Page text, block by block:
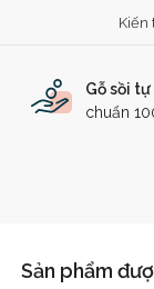
Kiến
Gỗ sồi
chuẩn
Sản phẩm